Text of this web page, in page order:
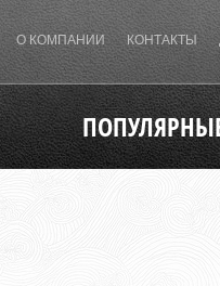
О КОМПАНИИ КОНТАКТЫ